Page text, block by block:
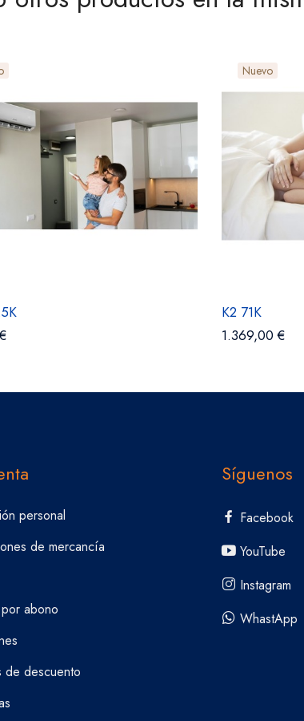
Nuevo
K2 71K
1.369,00 €
personal
de mercancía
abono
de descuento
Síguenos
Facebook
YouTube
Instagram
WhastApp